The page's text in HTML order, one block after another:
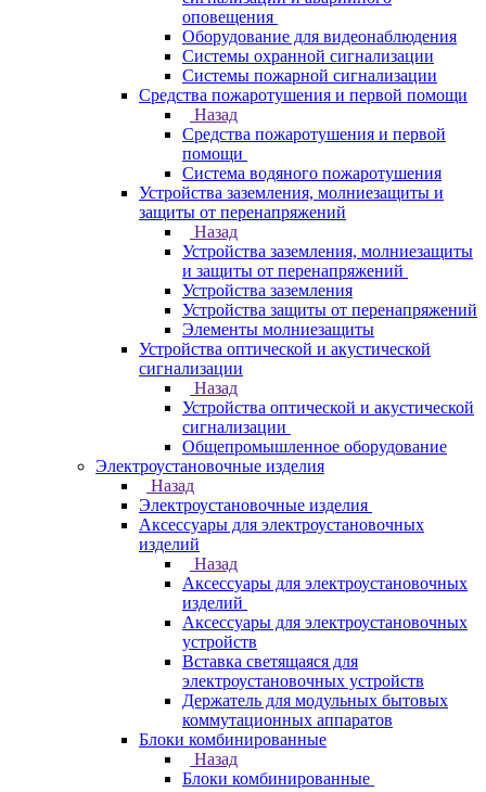
оповещения
Оборудование для видеонаблюдения
Системы охранной сигнализации
Системы пожарной сигнализации
Средства пожаротушения и первой помощи
Назад
Средства пожаротушения и первой
помощи
Система водяного пожаротушения
Устройства заземления, молниезащиты и
защиты от перенапряжений
Назад
Устройства заземления, молниезащиты
и защиты от перенапряжений
Устройства заземления
Устройства защиты от перенапряжений
Элементы молниезащиты
Устройства оптической и акустической
сигнализации
Назад
Устройства оптической и акустической
сигнализации
Общепромышленное оборудование
Электроустановочные изделия
Назад
Электроустановочные изделия
Аксессуары для электроустановочных
изделий
Назад
Аксессуары для электроустановочных
изделий
Аксессуары для электроустановочных
устройств
Вставка светящаяся для
электроустановочных устройств
Держатель для модульных бытовых
коммутационных аппаратов
Блоки комбинированные
Назад
Блоки комбинированные